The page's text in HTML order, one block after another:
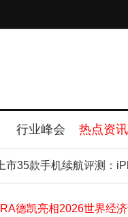
行业峰会 热点资讯
款手机续航评测：
球智造添新力｜上海本